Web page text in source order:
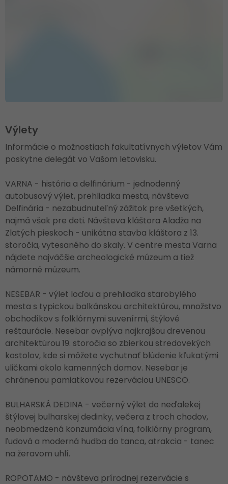
Výlety
Informácie o možnostiach fakultatívnych výletov Vám
poskytne delegát vo Vašom letovisku.
VARNA - história a delfinárium - jednodenný
autobusový výlet, prehliadka mesta, návšteva
Delfinária - nezabudnuteľný zážitok pre všetkých,
najmä však pre deti. Návšteva kláštora Aladža na
Zlatých pieskoch - unikátna stavba kláštora z 13.
storočia, vytesaného do skaly. V centre mesta Varna
nájdete najväčšie archeologické múzeum a tiež
námorné múzeum.
NESEBAR - výlet loďou a prehliadka starobylého
mesta s typickou balkánskou architektúrou, množstvo
obchodíkov s folklórnymi suvenírmi, štýlové
reštaurácie. Nesebar ovplýva najkrajšou drevenou
architektúrou 19. storočia so zbierkou stredovekých
kostolov, kde si môžete vychutnať blúdenie kľukatými
uličkami okolo kamenných domov. Nesebar je
chránenou pamiatkovou rezerváciou UNESCO.
BULHARSKÁ DEDINA - večerný výlet do neďalekej
štýlovej bulharskej dedinky, večera z troch chodov,
neobmedzená konzumácia vína, folklórny program,
ľudová a moderná hudba do tanca, atrakcia - tanec
na žeravom uhlí.
ROPOTAMO - návšteva prírodnej rezervácie s